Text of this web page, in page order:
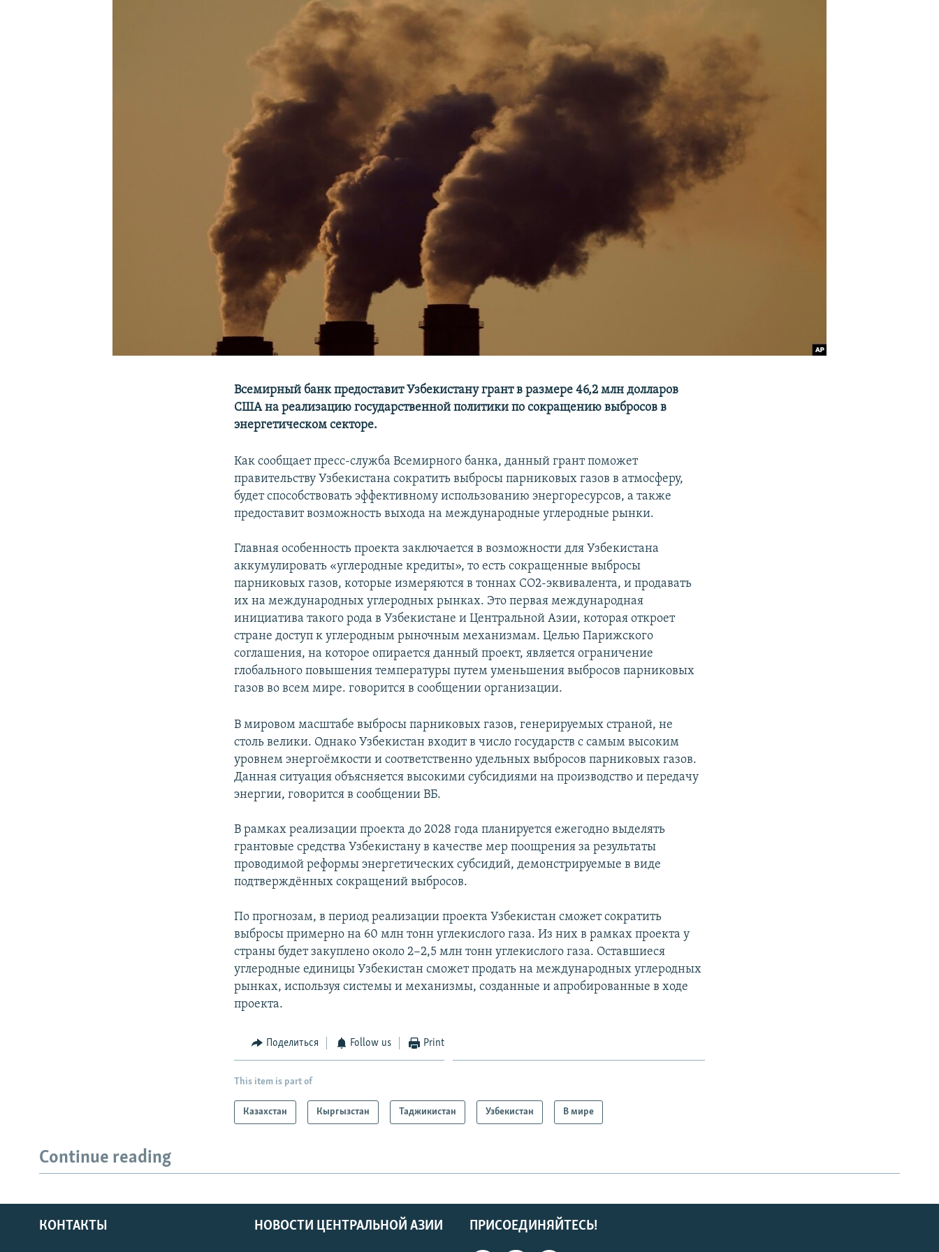
Всемирный банк предоставит Узбекистану грант в размере 46,2 млн долларов
США на реализацию государственной политики по сокращению выбросов в
энергетическом секторе.
Как сообщает пресс-служба Всемирного банка, данный грант поможет
правительству Узбекистана сократить выбросы парниковых газов в атмосферу,
будет способствовать эффективному использованию энергоресурсов, а также
предоставит возможность выхода на международные углеродные рынки.
Главная особенность проекта заключается в возможности для Узбекистана
аккумулировать «углеродные кредиты», то есть сокращенные выбросы
парниковых газов, которые измеряются в тоннах CO2-эквивалента, и продавать
их на международных углеродных рынках. Это первая международная
инициатива такого рода в Узбекистане и Центральной Азии, которая откроет
стране доступ к углеродным рыночным механизмам. Целью Парижского
соглашения, на которое опирается данный проект, является ограничение
глобального повышения температуры путем уменьшения выбросов парниковых
газов во всем мире. говорится в сообщении организации.
В мировом масштабе выбросы парниковых газов, генерируемых страной, не
столь велики. Однако Узбекистан входит в число государств с самым высоким
уровнем энергоёмкости и соответственно удельных выбросов парниковых газов.
Данная ситуация объясняется высокими субсидиями на производство и передачу
энергии, говорится в сообщении ВБ.
В рамках реализации проекта до 2028 года планируется ежегодно выделять
грантовые средства Узбекистану в качестве мер поощрения за результаты
проводимой реформы энергетических субсидий, демонстрируемые в виде
подтверждённых сокращений выбросов.
По прогнозам, в период реализации проекта Узбекистан сможет сократить
выбросы примерно на 60 млн тонн углекислого газа. Из них в рамках проекта у
страны будет закуплено около 2−2,5 млн тонн углекислого газа. Оставшиеся
углеродные единицы Узбекистан сможет продать на международных углеродных
рынках, используя системы и механизмы, созданные и апробированные в ходе
проекта.
Поделиться Follow us Print
This item is part of
Казахстан Кыргызстан Таджикистан Узбекистан В мире
Continue reading
ПРИСОЕДИНЯЙТЕСЬ!
КОНТАКТЫ НОВОСТИ ЦЕНТРАЛЬНОЙ АЗИИ